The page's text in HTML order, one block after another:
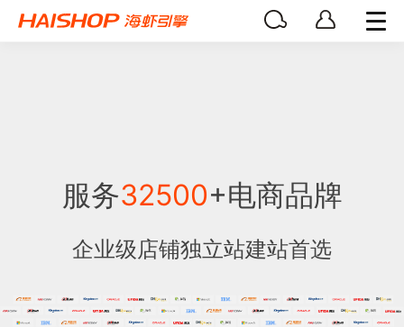
服务32500+电商品牌
企业级店铺独立站建站首选